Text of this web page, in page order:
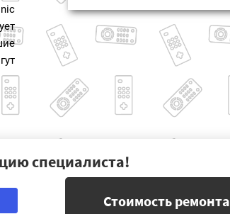
специалиста!
Стоимость ремонта